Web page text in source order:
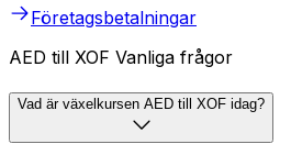
Företagsbetalningar
AED till XOF Vanliga frågor
Vad är växelkursen AED till XOF idag?